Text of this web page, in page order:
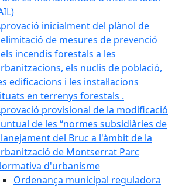
inicialment del plànol de
de mesures de prevenció
incendis forestals a les
els nuclis de població,
edificacions i les instal·lacions
en terrenys forestals .
provisional de la modificació
de les “normes subsidiàries de
del Bruc a l'àmbit de la
de Montserrat Parc
d'urbanisme
Ordenança municipal reguladora